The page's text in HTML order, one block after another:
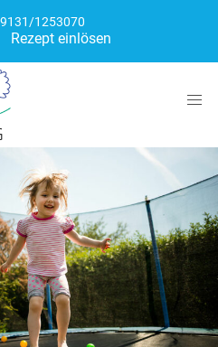
1253070
Rezept einlösen